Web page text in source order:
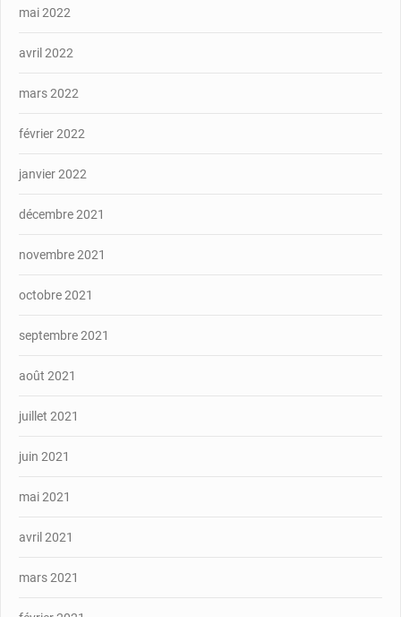
mai 2022
avril 2022
mars 2022
février 2022
janvier 2022
décembre 2021
novembre 2021
octobre 2021
septembre 2021
août 2021
juillet 2021
juin 2021
mai 2021
avril 2021
mars 2021